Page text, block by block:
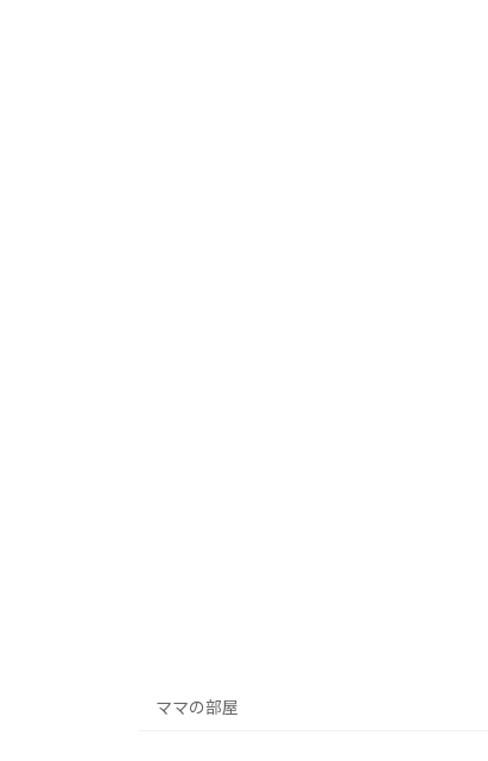
ママの部屋